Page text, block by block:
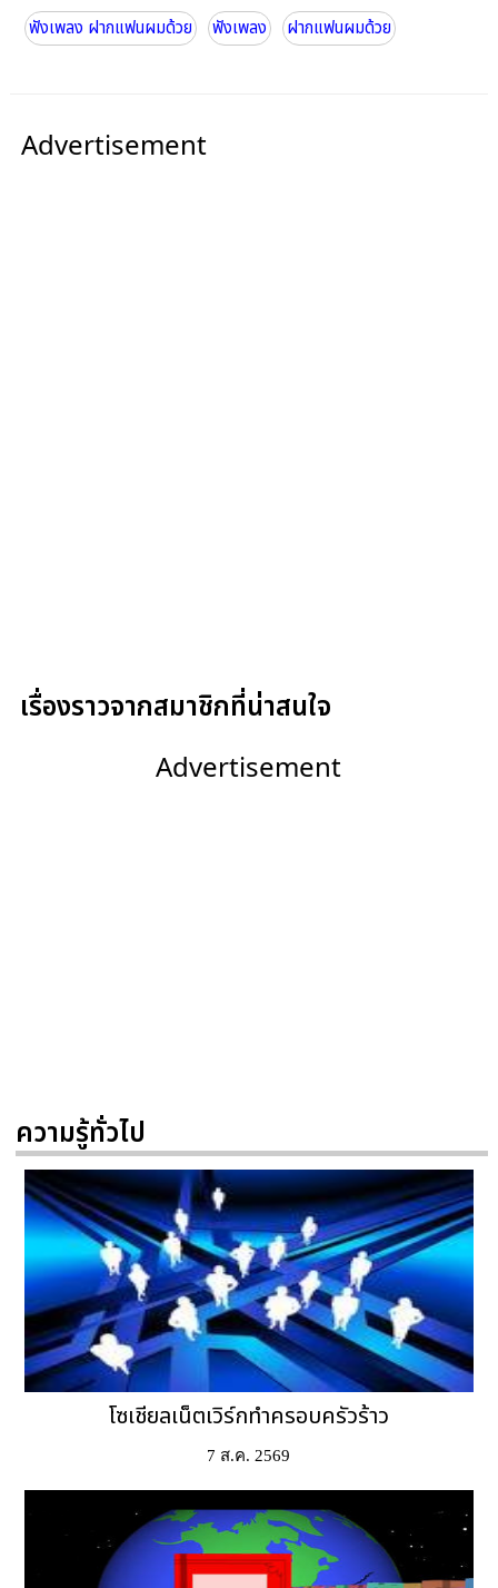
ฟังเพลง ฝากแฟนผมด้วย ฟังเพลง ฝากแฟนผมด้วย
Advertisement
เรื่องราวจากสมาชิกที่น่าสนใจ
Advertisement
ความรู้ทั่วไป
โซเชียลเน็ตเวิร์กทำครอบครัวร้าว
7 ส.ค. 2569